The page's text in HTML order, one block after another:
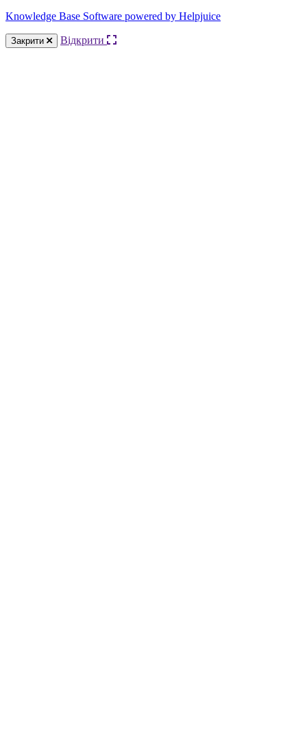
Knowledge Base Software powered by Helpjuice
Закрити Відкрити